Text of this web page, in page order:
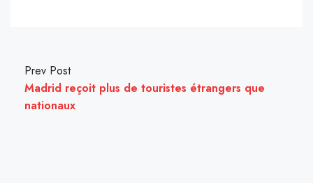
Prev Post
Madrid reçoit plus de touristes étrangers que
nationaux